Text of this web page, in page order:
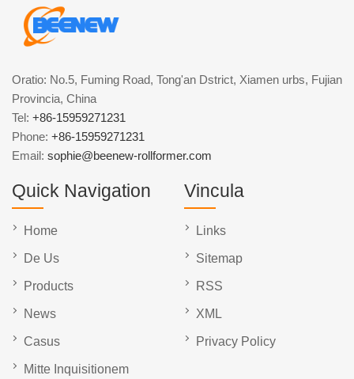
Oratio: No.5, Fuming Road, Tong'an Dstrict, Xiamen urbs, Fujian
Provincia, China
Tel: +86-15959271231
Phone: +86-15959271231
Email: sophie@beenew-rollformer.com
Quick Navigation
Home
De Us
Products
News
Casus
Mitte Inquisitionem
Vincula
Links
Sitemap
RSS
XML
Privacy Policy